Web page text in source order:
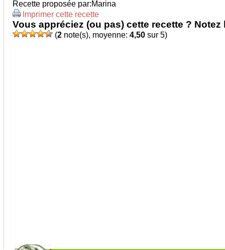
Recette proposée par:Marina
Imprimer cette recette
Vous appréciez (ou pas) cette recette ? Notez
(2 note(s), moyenne: 4,50 sur 5)